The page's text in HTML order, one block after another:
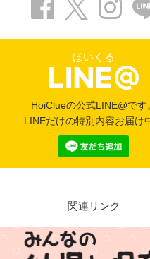
ほいくる
HoiClueの公式LINE@です
LINEだけの特別内容お届け
関連リンク